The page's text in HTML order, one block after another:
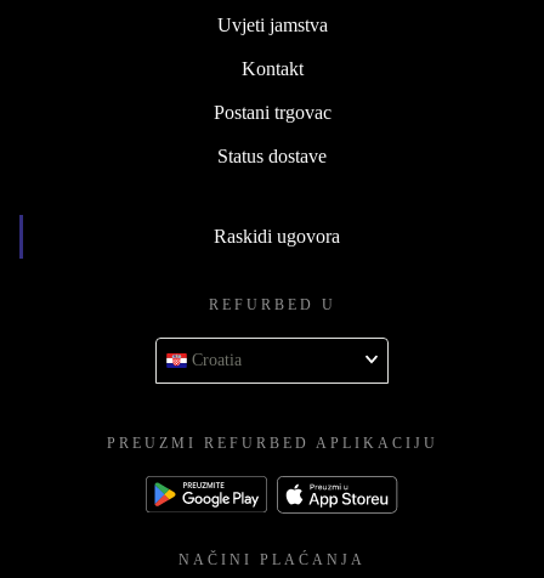
Uvjeti jamstva
Kontakt
Postani trgovac
Status dostave
Raskidi ugovora
REFURBED U
Croatia
PREUZMI REFURBED APLIKACIJU
NAČINI PLAĆANJA